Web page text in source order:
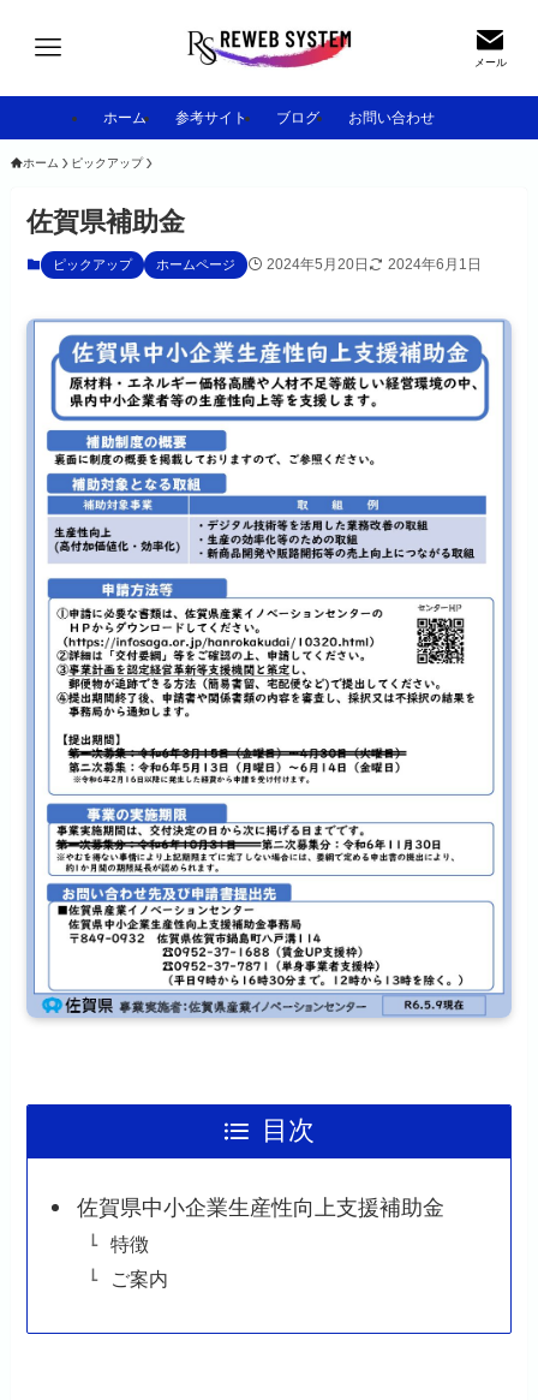
メール
ホーム 参考サイト ブログ お問い合わせ
ホーム ピックアップ
佐賀県補助金
ピックアップ ホームページ 2024年5月20日 2024年6月1日
目次
佐賀県中小企業生産性向上支援補助金
特徴
ご案内